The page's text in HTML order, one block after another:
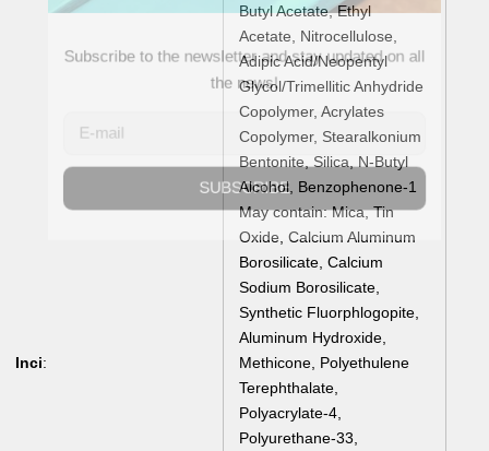
Inci:
Butyl Acetate, Ethyl
Acetate, Nitrocellulose,
Adipic Acid/Neopentyl
Glycol/Trimellitic Anhydride
Copolymer, Acrylates
Copolymer, Stearalkonium
Bentonite, Silica, N-Butyl
Alcohol, Benzophenone-1
May contain: Mica, Tin
Oxide, Calcium Aluminum
Borosilicate, Calcium
Sodium Borosilicate,
Synthetic Fluorphlogopite,
Aluminum Hydroxide,
Methicone, Polyethulene
Terephthalate,
Polyacrylate-4,
Polyurethane-33,
Subscribe to the newsletter and stay updated on all
the news!
SUBSCRIBE